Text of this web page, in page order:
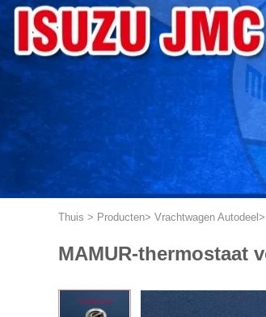
Thuis > Producten> Vrachtwagen Autodeel >
MAMUR-thermostaat